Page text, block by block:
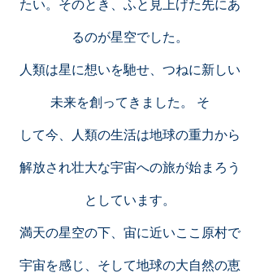
たい。そのとき、ふと見上げた先にあ
るのが星空でした。
人類は星に想いを馳せ、つねに新しい
未来を創ってきました。 そ
して今、人類の生活は地球の重力から
解放され壮大な宇宙への旅が始まろう
としています。
満天の星空の下、宙に近いここ原村で
宇宙を感じ、そして地球の大自然の恵